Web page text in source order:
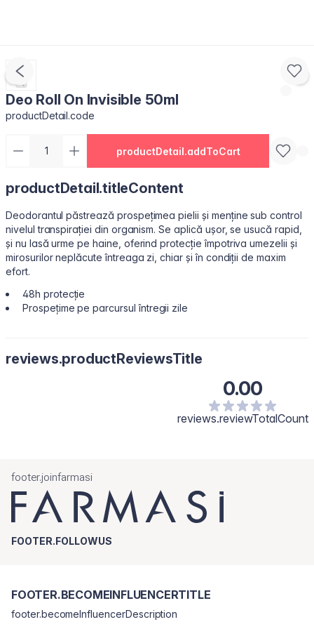
Deo Roll On Invisible 50ml
productDetail.code
productDetail.addToCart
productDetail.titleContent
Deodorantul păstrează prospețimea pielii și menține sub control
nivelul transpirației din organism. Se aplică ușor, se usucă rapid,
și nu lasă urme pe haine, oferind protecție împotriva umezelii și
mirosurilor neplăcute întreaga zi, chiar și în condiții de maxim
efort.
48h protecție
Prospețime pe parcursul întregii zile
reviews.productReviewsTitle
0.00
reviews.reviewTotalCount
footer.joinfarmasi
FOOTER.FOLLOWUS
FOOTER.BECOMEINFLUENCERTITLE
footer.becomeInfluencerDescription